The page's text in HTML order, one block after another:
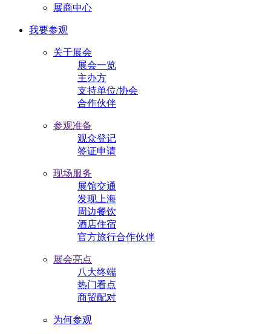
展商中心
我要参观
关于展会
展会一览
主办方
支持单位/协会
合作伙伴
参观准备
观众登记
签证申请
现场服务
展馆交通
发现上海
周边餐饮
酒店住宿
官方旅行合作伙伴
展会亮点
八大终端
热门看点
商贸配对
为何参观